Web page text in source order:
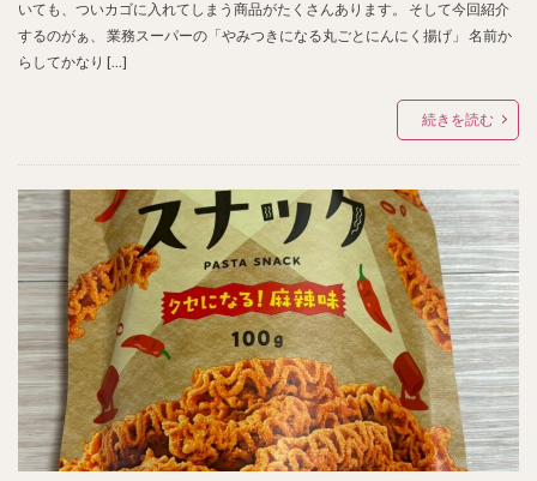
いても、ついカゴに入れてしまう商品がたくさんあります。 そして今回紹介
するのがぁ、 業務スーパーの「やみつきになる丸ごとにんにく揚げ」 名前か
らしてかなり […]
続きを読む